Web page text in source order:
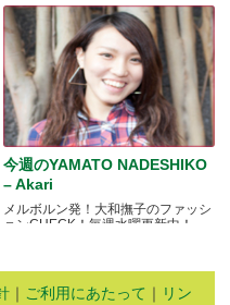
今週のYAMATO NADESHIKO
– Akari
メルボルン発！大和撫子のファッシ
ョンCHECK！毎週水曜更新中！
｜ ご利用にあたって ｜ リン